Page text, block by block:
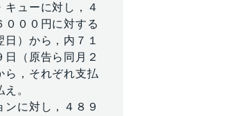
キューに対し，４
０００円に対する
）から，内７１
日（原告ら同月２
ら，それぞれ支払
。
に対し，４８９